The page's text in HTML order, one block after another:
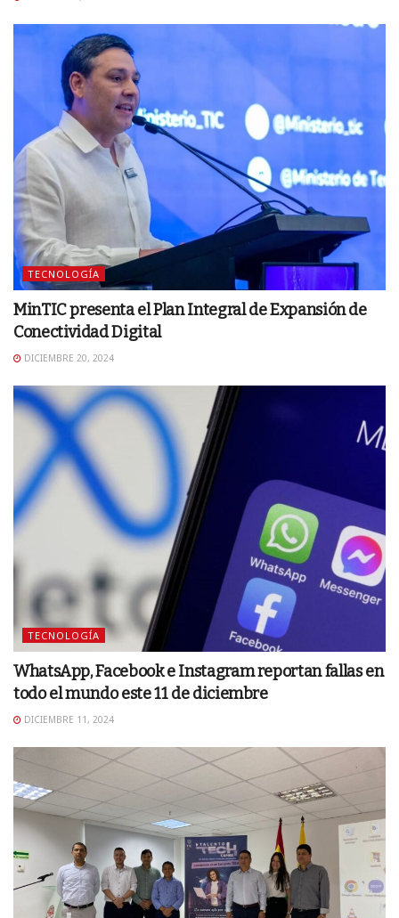
TECNOLOGÍA
MinTIC presenta el Plan Integral de Expansión de
Conectividad Digital
DICIEMBRE 20, 2024
TECNOLOGÍA
WhatsApp, Facebook e Instagram reportan fallas en
todo el mundo este 11 de diciembre
DICIEMBRE 11, 2024